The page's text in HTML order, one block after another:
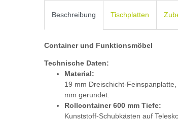
Beschreibung Tischplatten
Container und Funktionsmöbel
Technische Daten:
Material:
19 mm Dreischicht-
mm gerundet.
Rollcontainer 600 mm Tiefe:
Kunststoff-Schubkästen auf